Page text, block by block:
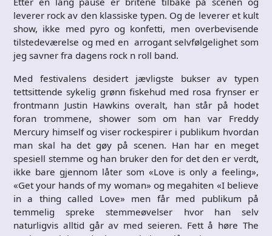
leverer rock av den klassiske typen. Og de leverer et kult
show, ikke med pyro og konfetti, men overbevisende
tilstedeværelse og med en arrogant selvfølgelighet som
jeg savner fra dagens rock n roll band.
Med festivalens desidert jævligste bukser av typen
tettsittende sykelig grønn fiskehud med rosa frynser er
frontmann Justin Hawkins overalt, han står på hodet
foran trommene, shower som om han var Freddy
Mercury himself og viser rockespirer i publikum hvordan
man skal ha det gøy på scenen. Han har en meget
spesiell stemme og han bruker den for det den er verdt,
ikke bare gjennom låter som «Love is only a feeling»,
«Get your hands of my woman» og megahiten «I believe
in a thing called Love» men får med publikum på
temmelig spreke stemmeøvelser hvor han selv
naturligvis alltid går av med seieren. Fett å høre The